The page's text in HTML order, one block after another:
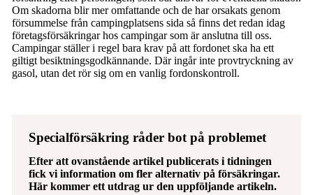
Om skadorna blir mer omfattande och de har orsakats genom
försummelse från campingplatsens sida så finns det redan idag
företagsförsäkringar hos campingar som är anslutna till oss.
Campingar ställer i regel bara krav på att fordonet ska ha ett
giltigt besiktningsgodkännande. Där ingår inte provtryckning av
gasol, utan det rör sig om en vanlig fordonskontroll.
Specialförsäkring råder bot på problemet
Efter att ovanstående artikel publicerats i tidningen
fick vi information om fler alternativ på försäkringar.
Här kommer ett utdrag ur den uppföljande artikeln.